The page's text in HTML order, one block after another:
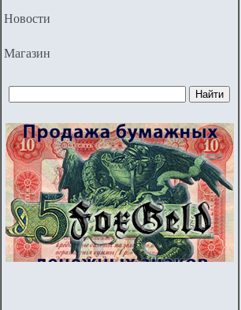
Новости
Магазин